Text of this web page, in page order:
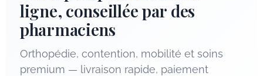
ligne, conseillée par des
pharmaciens
Orthopédie, contention, mobilité et soins
premium — livraison rapide, paiement